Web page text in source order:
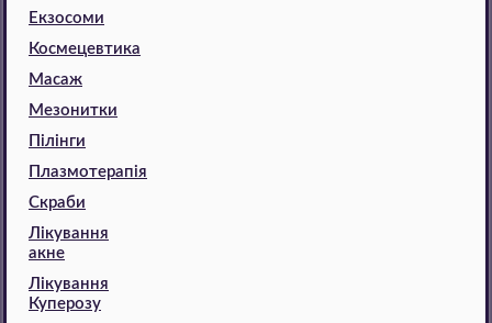
Екзосоми
Космецевтика
Масаж
Мезонитки
Пілінги
Плазмотерапія
Скраби
Лікування
акне
Лікування
Куперозу